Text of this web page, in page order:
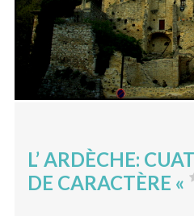
L’ ARDÈCHE:
DE CARACTÈRE «